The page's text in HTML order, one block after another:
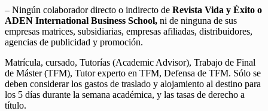
– Ningún colaborador directo o indirecto de Revista Vida y Éxito o
ADEN International Business School, ni de ninguna de sus
empresas matrices, subsidiarias, empresas afiliadas, distribuidores,
agencias de publicidad y promoción.
Matrícula, cursado, Tutorías (Academic Advisor), Trabajo de Final
de Máster (TFM), Tutor experto en TFM, Defensa de TFM. Sólo se
deben considerar los gastos de traslado y alojamiento al destino para
los 5 días durante la semana académica, y las tasas de derecho a
título.